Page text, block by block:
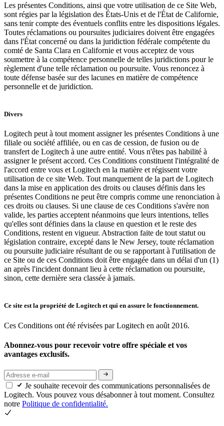
Les présentes Conditions, ainsi que votre utilisation de ce Site Web,
sont régies par la législation des États-Unis et de l'État de Californie,
sans tenir compte des éventuels conflits entre les dispositions légales.
Toutes réclamations ou poursuites judiciaires doivent être engagées
dans l'État concerné ou dans la juridiction fédérale compétente du
comté de Santa Clara en Californie et vous acceptez de vous
soumettre à la compétence personnelle de telles juridictions pour le
règlement d'une telle réclamation ou poursuite. Vous renoncez à
toute défense basée sur des lacunes en matière de compétence
personnelle et de juridiction.
Divers
Logitech peut à tout moment assigner les présentes Conditions à une
filiale ou société affiliée, ou en cas de cession, de fusion ou de
transfert de Logitech à une autre entité. Vous n'êtes pas habilité à
assigner le présent accord. Ces Conditions constituent l'intégralité de
l'accord entre vous et Logitech en la matière et régissent votre
utilisation de ce site Web. Tout manquement de la part de Logitech
dans la mise en application des droits ou clauses définis dans les
présentes Conditions ne peut être compris comme une renonciation à
ces droits ou clauses. Si une clause de ces Conditions s'avère non
valide, les parties acceptent néanmoins que leurs intentions, telles
qu'elles sont définies dans la clause en question et le reste des
Conditions, restent en vigueur. Abstraction faite de tout statut ou
législation contraire, excepté dans le New Jersey, toute réclamation
ou poursuite judiciaire résultant de ou se rapportant à l'utilisation de
ce Site ou de ces Conditions doit être engagée dans un délai d'un (1)
an après l'incident donnant lieu à cette réclamation ou poursuite,
sinon, cette dernière sera classée à jamais.
Ce site est la propriété de Logitech et qui en assure le fonctionnement.
Ces Conditions ont été révisées par Logitech en août 2016.
Abonnez-vous pour recevoir votre offre spéciale et vos
avantages exclusifs.
Je souhaite recevoir des communications personnalisées de
Logitech. Vous pouvez vous désabonner à tout moment. Consultez
notre Politique de confidentialité.